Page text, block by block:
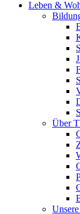
Leben &
Über